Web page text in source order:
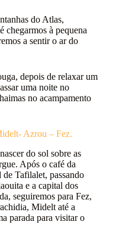
do Atlas,
chegarmos à pequena
a sentir o ar do
depois de relaxar um
uma noite no
no acampamento
Azrou – Fez.
do sol sobre as
Após o café da
de Tafilalet, passando
e a capital dos
seguiremos para Fez,
Midelt até a
parada para visitar o